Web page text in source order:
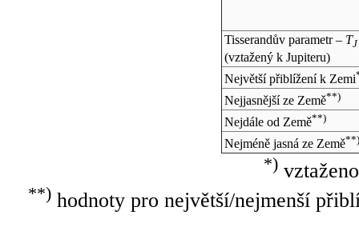
Tisserandův parametr – TJ
(vztažený k Jupiteru)
Největší přiblížení k Zemi
Nejjasnější ze Země**)
Nejdále od Země**)
Nejméně jasná ze Země**)
*)
**)hodnoty pro největší/nejmenší